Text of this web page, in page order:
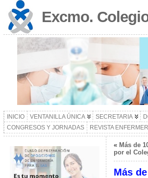
Excmo.
INICIO VENTANILLA ÚNICA SECRETARIA
CONGRESOS Y JORNADAS
REVISTA
« Más de
por el
Más